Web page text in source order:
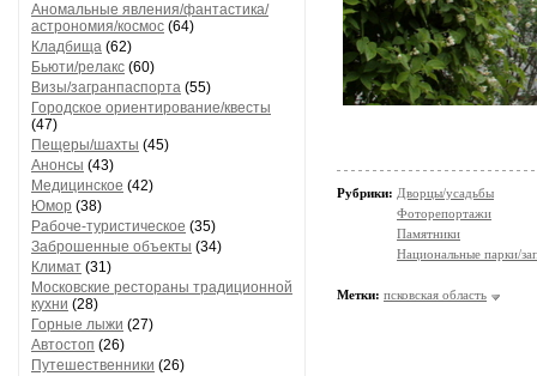
Аномальные явления/фантастика/
астрономия/космос (64)
Кладбища (62)
Бьюти/релакс (60)
Визы/загранпаспорта (55)
Городское ориентирование/квесты
(47)
Пещеры/шахты (45)
Анонсы (43)
Медицинское (42)
Юмор (38)
Рабоче-туристическое (35)
Заброшенные объекты (34)
Климат (31)
Московские рестораны традиционной
кухни (28)
Горные лыжи (27)
Автостоп (26)
Путешественники (26)
Рубрики: Дворцы/усадьбы
Фоторепортажи
Памятники
Национальные парки/
Метки: псковская область